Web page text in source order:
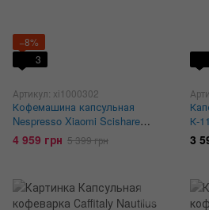
−8%
3
Артикул: xi1000302
Кофемашина капсульная
Nespresso Xiaomi Scishare
Smart S1102
4 959 грн 5 399 грн
К-
3